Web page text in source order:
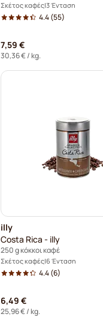
Σκέτος καφές 3 Ένταση
4.4(55)
7,59 €
30,36 €/ kg.
illy
Costa Rica - illy
250 g κόκκοι καφέ
Σκέτος καφές 6 Ένταση
4.4(6)
6,49 €
25,96 €/ kg.